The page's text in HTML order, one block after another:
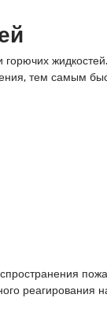
тем самым
реагирования